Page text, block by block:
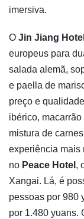
imersiva.
O Jin Jiang
europeus para
salada alemã,
e paella de
preço e
ibérico,
mistura de
experiência mais
no Peace Hotel ,
Xangai. Lá, é
pessoas por 980
por 1.480 yuans.